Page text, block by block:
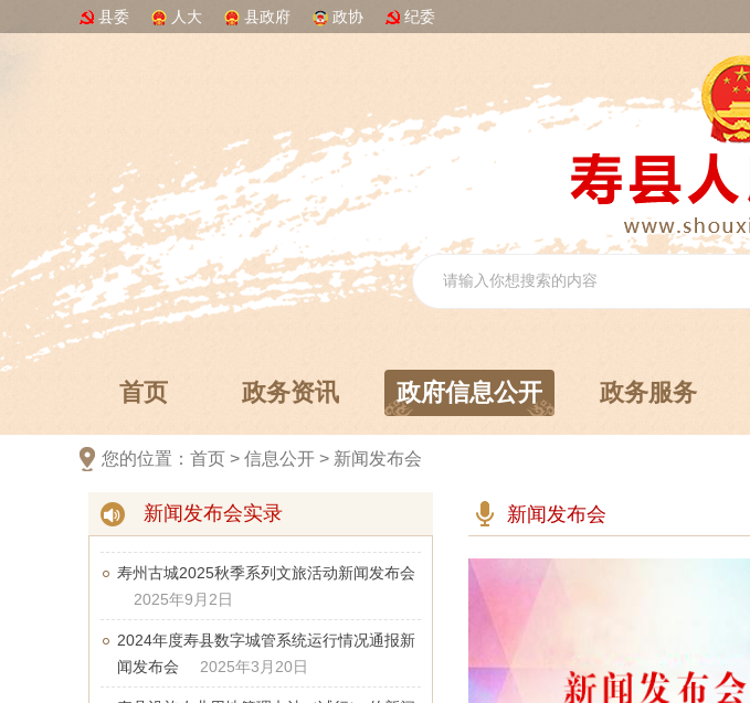
县委 人大 县政府 政协 纪委
首页 政务资讯 政府信息公开 政务服务
您的位置： 首页 > 信息公开 > 新闻发布会
新闻发布会实录
AI评审相关问题解答发布会
2026年3月31
日
寿县2026年春耕备耕新闻发布会
月24日
2025年三季度全县经济运行情况发布会
2025年11月19日
国家卫生健康委就介绍“推广三明医改经验、
深化以公益性为导向的公立医院改革”有关情
况举行新闻发布会
2025年9月29日
2025年9月29日
寿州古城2025秋季系列文旅活动新闻发布会
2025年9月2日
2024年度寿县数字城管系统运行情况通报新
闻发布会
2025年3月20日
寿县设施农业用地管理办法（试行） 的新闻
发布会 2024年12月3日
新闻发布会